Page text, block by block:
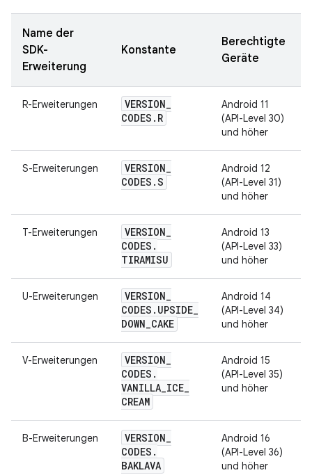
Name der
SDK-
Erweiterung
Konstante
Berechtigte
Geräte
R-Erweiterungen VERSION_
CODES . R
Android 11
(API-Level 30)
und höher
S-Erweiterungen VERSION_
CODES .S
Android 12
(API-Level 31)
und höher
T-Erweiterungen VERSION_
CODES .
TIRAMISU
Android 13
(API-Level 33)
und höher
U-Erweiterungen VERSION_
CODES . UPSIDE_
DOWN_CAKE
Android 14
(API-Level 34)
und höher
V-Erweiterungen VERSION_
CODES .
VANILLA_ICE_
CREAM
Android 15
(API-Level 35)
und höher
B-Erweiterungen VERSION_
CODES .
BAKLAVA
Android 16
(API-Level 36)
und höher